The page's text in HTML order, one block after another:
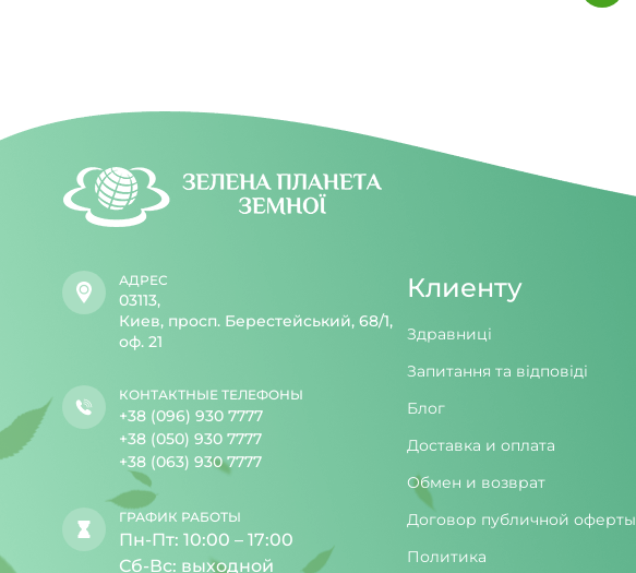
АДРЕС
03113,
Киев, просп. Берестейський, 68/1,
оф. 21
КОНТАКТНЫЕ ТЕЛЕФОНЫ
+38 (096) 930 7777
+38 (050) 930 7777
+38 (063) 930 7777
ГРАФИК РАБОТЫ
Пн-Пт: 10:00 – 17:00
Сб-Вс: выходной
Клиенту
Здравниці
Запитання та відповіді
Блог
Доставка и оплата
Обмен и возврат
Договор публичной оферты
Политика